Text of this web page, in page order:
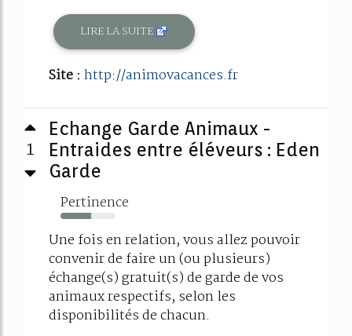
LIRE LA SUITE
Site : http://animovacances.fr
1
Echange Garde Animaux -
Entraides entre éléveurs : Eden
Garde
Pertinence
56%
Une fois en relation, vous allez pouvoir
convenir de faire un (ou plusieurs)
échange(s) gratuit(s) de garde de vos
animaux respectifs, selon les
disponibilités de chacun.